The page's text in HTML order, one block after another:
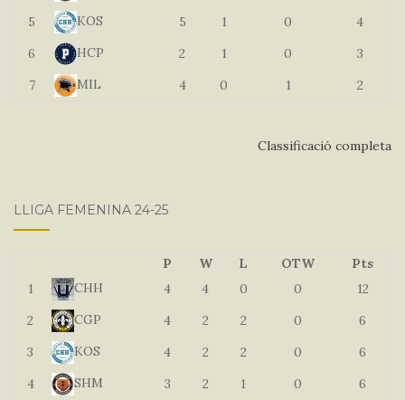
5
KOS 5 1 0
4
6
HCP 2 1 0
3
7
MIL 4 0 1 2
Classificació completa
LLIGA FEMENINA 24-25
P W L OTW
Pts
1
CHH 4 4 0 0
12
2
CGP 4 2 2 0
6
3
KOS 4 2 2 0
6
4
SHM 3 2 1 0
6